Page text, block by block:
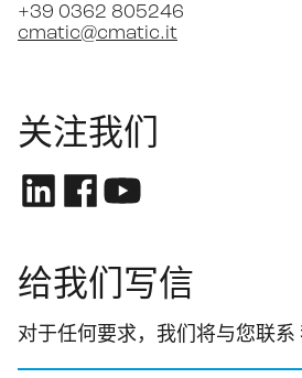
+39 0362 805246
cmatic@cmatic.it
关注我们
给我们写信
对于任何要求，我们将与您联系